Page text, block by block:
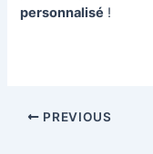
personnalisé !
Post
PREVIOUS